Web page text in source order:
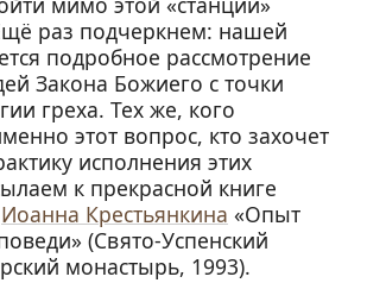
раз подчеркнем: нашей
подробное рассмотрение
Закона Божиего с точки
греха. Тех же, кого
этот вопрос, кто захочет
исполнения этих
к прекрасной книге
Иоанна Крестьянкина «Опыт
(Свято-Успенский
монастырь, 1993).